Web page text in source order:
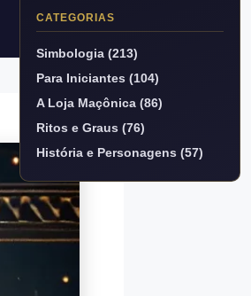
CATEGORIAS
Simbologia (213)
Para Iniciantes (104)
A Loja Maçônica (86)
Ritos e Graus (76)
História e Personagens (57)